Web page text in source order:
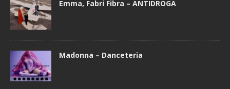
Emma, Fabri Fibra – ANTIDROGA
Madonna – Danceteria